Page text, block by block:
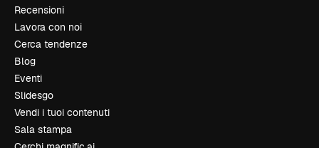
Recensioni
Lavora con noi
Cerca tendenze
Blog
Eventi
Slidesgo
Vendi i tuoi contenuti
Sala stampa